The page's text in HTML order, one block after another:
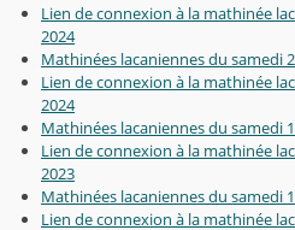
Lien de connexion à la mathinée
2024
Mathinées lacaniennes du samedi
Lien de connexion à la mathinée
2024
Mathinées lacaniennes du samedi
Lien de connexion à la mathinée
2023
Mathinées lacaniennes du samedi
Lien de connexion à la mathinée